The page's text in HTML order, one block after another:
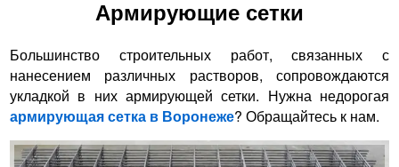
Армирующие сетки
Большинство строительных работ, связанных с
нанесением различных растворов, сопровождаются
укладкой в них армирующей сетки. Нужна недорогая
армирующая сетка в Воронеже? Обращайтесь к нам.